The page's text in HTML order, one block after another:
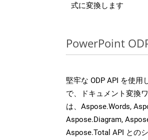
式に変換します
PowerPoint
堅牢な ODP API を使用
で、ドキュメント変換
は、Aspose.Words,
Aspose.Diagram,
Aspose.Total API との